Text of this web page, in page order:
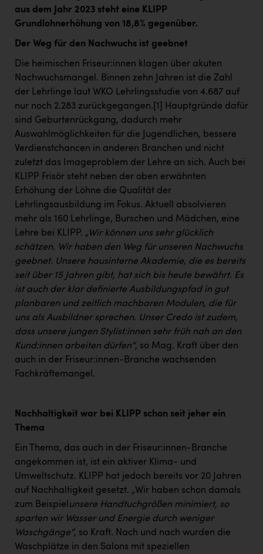
aus dem Jahr 2023 steht eine KLIPP
Grundlohnerhöhung von 18,8% gegenüber.
Der Weg für den Nachwuchs ist geebnet
Die heimischen Friseur:innen klagen über akuten
Nachwuchsmangel. Binnen zehn Jahren ist die Zahl
der Lehrlinge laut WKO Lehrlingsstudie von 4.687 auf
nur noch 2.283 zurückgegangen. [1]
Hauptgründe dafür
sind Geburtenrückgang, dadurch mehr
Auswahlmöglichkeiten für die Jugendlichen, bessere
Verdienstchancen in anderen Branchen und nicht
zuletzt das Imageproblem der Lehre an sich. Auch bei
KLIPP Frisör steht neben der oben erwähnten
Erhöhung der Löhne die Qualität der
Lehrlingsausbildung im Fokus. Aktuell absolvieren
mehr als 160 Lehrlinge, Burschen und Mädchen, eine
Lehre bei KLIPP. „Wir können uns sehr glücklich
schätzen. Wir haben den Weg für unseren Nachwuchs
geebnet. Unsere hausinterne Akademie, die es bereits
seit über 15 Jahren gibt, hat sich bis heute bewährt. Es
ist auch der klar definierte Ausbildungspfad in gut
planbaren und zeitlich machbaren Modulen, die für
uns als Ausbildner sprechen. Unser Credo ist zudem,
dass unsere jungen Stylist:innen sehr früh nah an den
Kund:innen arbeiten dürfen“, so Mag. Kraft über den
auch in der Friseur:innen-Branche wachsenden
Fachkräftemangel.
Nachhaltigkeit war bei KLIPP schon seit jeher ein
Thema
Ein Thema, das auch in der Friseur:innen-Branche
angekommen ist, ist ein aktiver Klima- und
Umweltschutz. KLIPP hat jedoch bereits vor 20 Jahren
auf Nachhaltigkeit gesetzt. „Wir haben schon damals
zum Beispielunsere Handtuchgrößen minimiert, so
sparten wir Wasser und Energie durch weniger
Waschgänge“, so Kraft. Nach und nach wurden die
Waschplätze in den Salons mit speziellen